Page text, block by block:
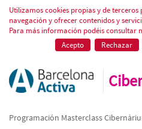
Programación
Utilizamos cookies propias y de
navegación y ofrecer contenidos y
Para más información podéis consultar
Acepto
Rechazar
Programación Masterclass